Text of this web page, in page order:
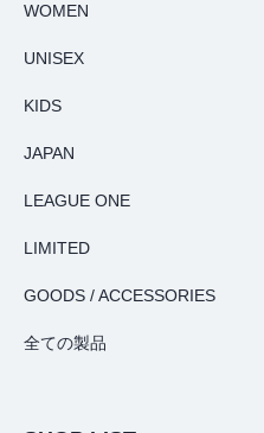
WOMEN
UNISEX
KIDS
JAPAN
LEAGUE ONE
LIMITED
GOODS / ACCESSORIES
全ての製品